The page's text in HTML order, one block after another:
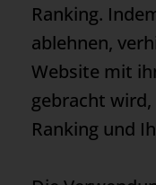
Ranking.
ablehnen,
Website mit
gebracht
Ranking und